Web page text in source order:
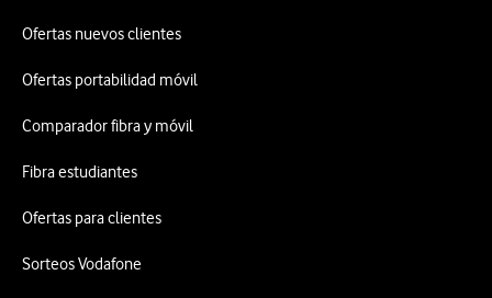
Ofertas nuevos clientes
Ofertas portabilidad móvil
Comparador fibra y móvil
Fibra estudiantes
Ofertas para clientes
Sorteos Vodafone